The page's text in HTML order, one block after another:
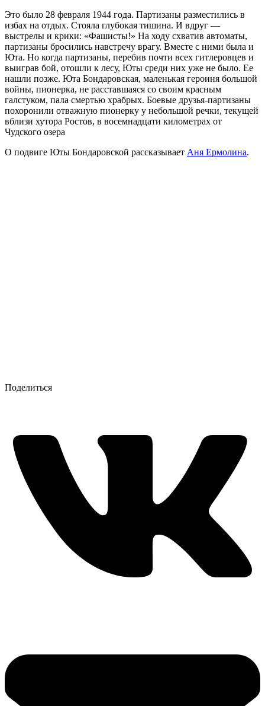
Это было 28 февраля 1944 года. Партизаны разместились в
избах на отдых. Стояла глубокая тишина. И вдруг —
выстрелы и крики: «Фашисты!» На ходу схватив автоматы,
партизаны бросились навстречу врагу. Вместе с ними была и
Юта. Но когда партизаны, перебив почти всех гитлеровцев и
выиграв бой, отошли к лесу, Юты среди них уже не было. Ее
нашли позже. Юта Бондаровская, маленькая героиня большой
войны, пионерка, не расставшаяся со своим красным
галстуком, пала смертью храбрых. Боевые друзья-партизаны
похоронили отважную пионерку у небольшой речки, текущей
вблизи хутора Ростов, в восемнадцати километрах от
Чудского озера
О подвиге Юты Бондаровской рассказывает Аня Ермолина.
Поделиться